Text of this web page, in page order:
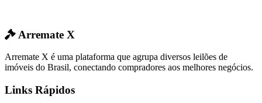
Arremate X
Arremate X é uma plataforma que agrupa diversos leilões de
imóveis do Brasil, conectando compradores aos melhores negócios.
Links Rápidos